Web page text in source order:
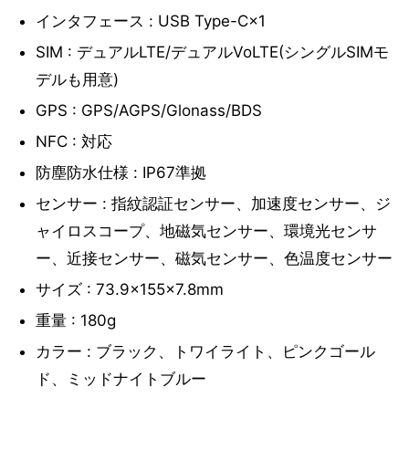
インタフェース : USB Type-C×1
SIM : デュアルLTE/デュアルVoLTE(シングルSIMモ
デルも用意)
GPS : GPS/AGPS/Glonass/BDS
NFC : 対応
防塵防水仕様 : IP67準拠
センサー : 指紋認証センサー、加速度センサー、ジ
ャイロスコープ、地磁気センサー、環境光センサ
ー、近接センサー、磁気センサー、色温度センサー
サイズ : 73.9×155×7.8mm
重量 : 180g
カラー : ブラック、トワイライト、ピンクゴール
ド、ミッドナイトブルー